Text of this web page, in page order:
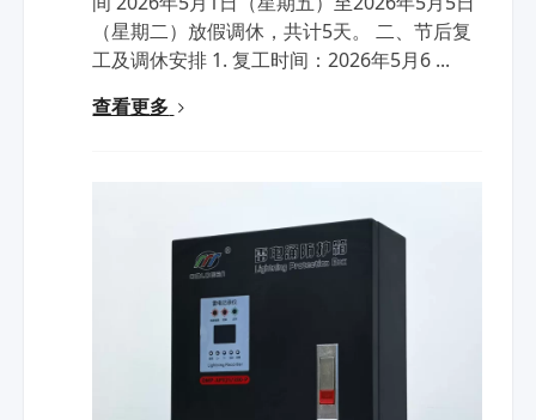
（星期二）放假调休，共计5天。 二、节后复
工及调休安排 1. 复工时间：2026年5月6 ...
查看更多